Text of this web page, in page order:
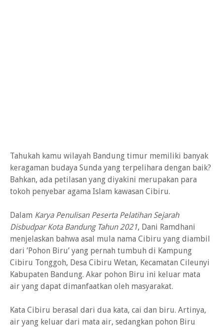
Tahukah kamu wilayah Bandung timur memiliki banyak
keragaman budaya Sunda yang terpelihara dengan baik?
Bahkan, ada petilasan yang diyakini merupakan para
tokoh penyebar agama Islam kawasan Cibiru.
Dalam Karya Penulisan Peserta Pelatihan Sejarah
Disbudpar Kota Bandung Tahun 2021, Dani Ramdhani
menjelaskan bahwa asal mula nama Cibiru yang diambil
dari ’Pohon Biru’ yang pernah tumbuh di Kampung
Cibiru Tonggoh, Desa Cibiru Wetan, Kecamatan Cileunyi
Kabupaten Bandung. Akar pohon Biru ini keluar mata
air yang dapat dimanfaatkan oleh masyarakat.
Kata Cibiru berasal dari dua kata, cai dan biru. Artinya,
air yang keluar dari mata air, sedangkan pohon Biru